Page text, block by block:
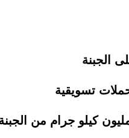
الجبنة
تسويقية